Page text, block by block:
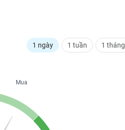
1 ngày 1 tuần 1 tháng
Mua